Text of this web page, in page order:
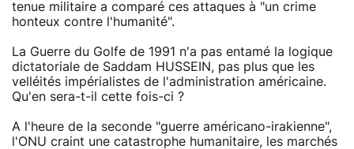
tenue militaire a comparé ces attaques à "un crime
honteux contre l'humanité".
La Guerre du Golfe de 1991 n'a pas entamé la logique
dictatoriale de Saddam HUSSEIN, pas plus que les
velléités impérialistes de l'administration américaine.
Qu'en sera-t-il cette fois-ci ?
A l'heure de la seconde "guerre américano-irakienne",
l'ONU craint une catastrophe humanitaire, les marchés